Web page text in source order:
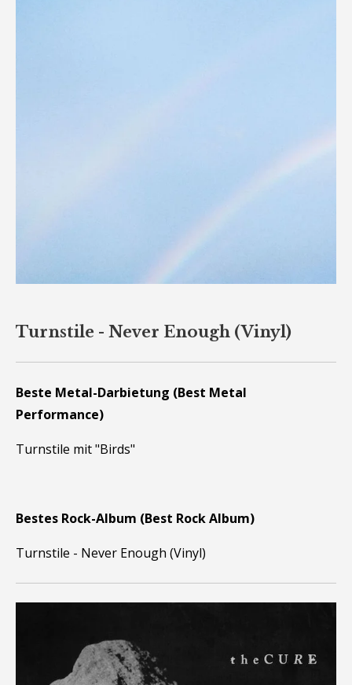
Turnstile - Never Enough (Vinyl)
Beste Metal-Darbietung (Best Metal
Performance)
Turnstile mit "Birds"
Bestes Rock-Album (Best Rock Album)
Turnstile - Never Enough (Vinyl)